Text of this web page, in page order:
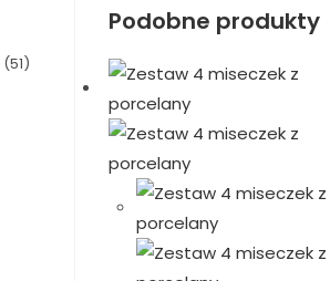
Podobne produkty
(51)